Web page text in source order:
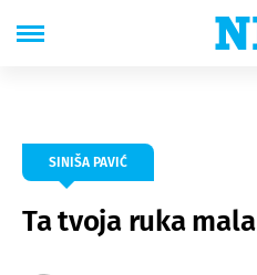
SINIŠA PAVIĆ
Ta tvoja ruka mala